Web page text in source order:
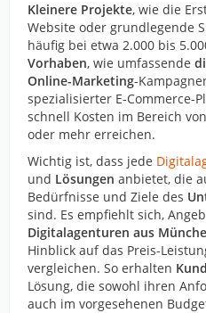
Kleinere Projekte, wie die
Website oder grundlegende
häufig bei etwa 2.000 bis
Vorhaben, wie umfassende
Online-Marketing-
spezialisierter E-Commerce-
schnell Kosten im Bereich
oder mehr erreichen.
Wichtig ist, dass jede
und Lösungen anbietet, die
Bedürfnisse und Ziele des
sind. Es empfiehlt sich,
Digitalagenturen aus
Hinblick auf das Preis-
vergleichen. So erhalten
Lösung, die sowohl ihren
auch im vorgesehenen